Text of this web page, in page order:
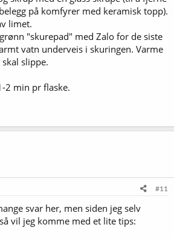
på komfyrer med keramisk topp).
limet.
"skurepad" med Zalo for de siste
vatn underveis i skuringen. Varme
slippe.
2 min pr flaske.
#11
svar her, men siden jeg selv
vil jeg komme med et lite tips: